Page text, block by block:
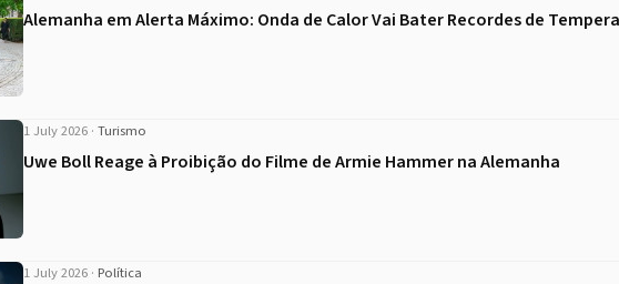
Alemanha em Alerta Máximo: Onda de Calor Vai Bater Recordes de
1 July 2026 · Turismo
Uwe Boll Reage à Proibição do Filme de Armie Hammer na Alemanha
1 July 2026 · Política